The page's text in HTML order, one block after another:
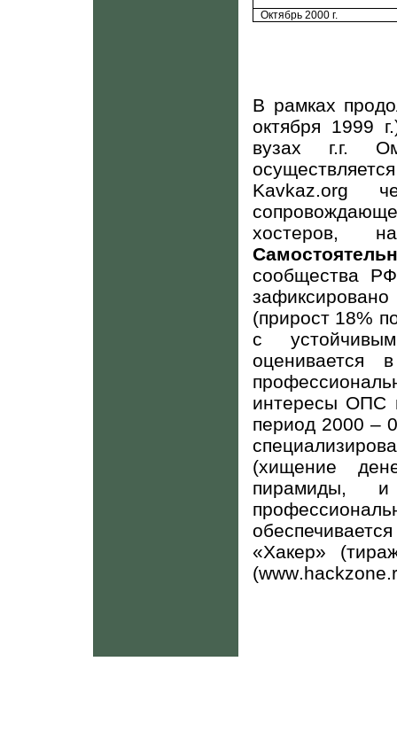
Октябрь 2000 г.
В рамках
октября 1999
вузах г.г.
Kavkaz.org
хостеров,
сообщества РФ
(прирост 18%
с
интересы ОПС
период 2000 –
(хищение
пирамиды,
«Хакер»
(www.hackzone.